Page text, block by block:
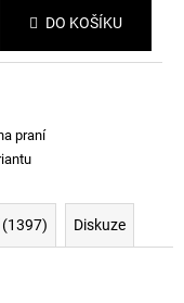
DO KOŠÍKU
praní
Diskuze